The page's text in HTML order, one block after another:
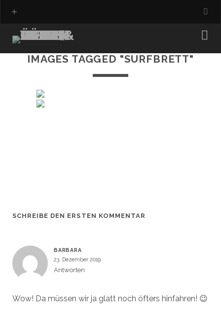
IMAGES TAGGED "SURFBRETT"
SCHREIBE DEN ERSTEN KOMMENTAR
BARBARA
23. Dezember 2019
Antworten
Wow! Da müssen wir ja glatt noch öfters hinfahren! 😉